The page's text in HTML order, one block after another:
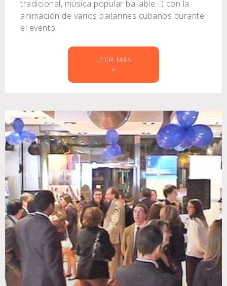
tradicional, música popular bailable…) con la
animación de varios bailarines cubanos durante
el evento
LEER MÁS
»